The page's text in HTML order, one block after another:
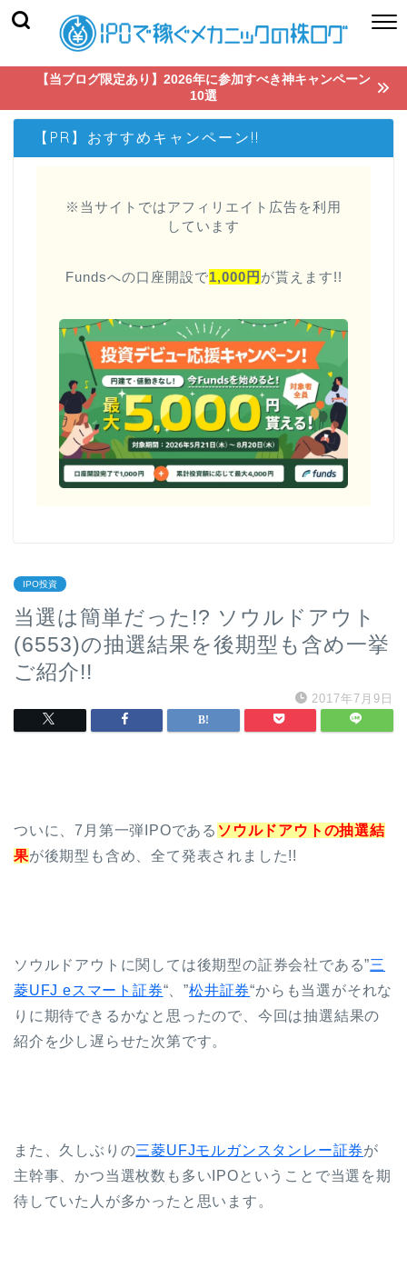
【当ブログ限定あり】2026年に参加すべき神キャンペーン
10選
【PR】おすすめキャンペーン!!
※当サイトではアフィリエイト広告を利用
しています
Fundsへの口座開設で1,000円 が貰えます!!
IPO投資
当選は簡単だった!? ソウルドアウト
(6553)の抽選結果を後期型も含め一挙
ご紹介!!
2017年7月9日
ついに、7月第一弾IPOである ソウルドアウトの抽選結
果が後期型も含め、全て発表されました!!
ソウルドアウトに関しては後期型の証券会社である”三
菱UFJ eスマート証券“、”松井証券“からも当選がそれな
りに期待できるかなと思ったので、今回は抽選結果の
紹介を少し遅らせた次第です。
また、久しぶりの三菱UFJモルガンスタンレー証券が
主幹事、かつ当選枚数も多いIPOということで当選を期
待していた人が多かったと思います。